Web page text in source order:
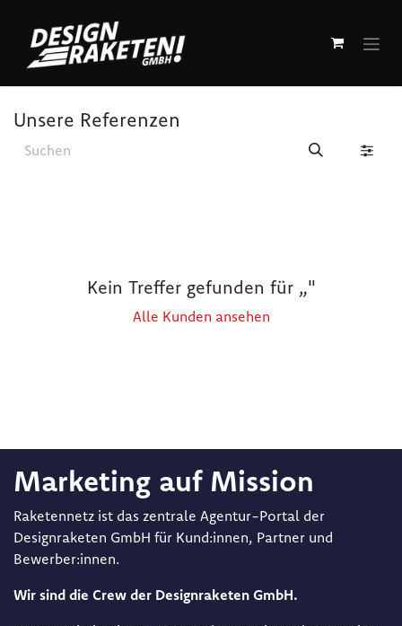
Unsere Referenzen
Kein Treffer gefunden für „"
Alle Kunden ansehen
Marketing auf Mission
Raketennetz ist das zentrale Agentur-Portal der
Designraketen GmbH für Kund:innen, Partner und
Bewerber:innen.
Wir sind die Crew der Designraketen GmbH.